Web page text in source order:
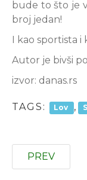
bude to što je
broj jedan!
I kao sportista i
Autor je bivši
izvor: danas.rs
TAGS: Lov ,
PREV